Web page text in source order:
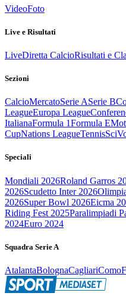
VideoFoto
Live e Risultati
LiveDiretta CalcioRisultati e
Sezioni
CalcioMercatoSerie ASerie B
LeagueEuropa League
ItalianaFormula 1Formula E
CupNations LeagueTennisSci
Speciali
Mondiali 2026Roland Garros
2026Scudetto Inter 2026
2026Super Bowl 2026Eicma
Riding Fest 2025Paralimpiadi
2024Euro 2024
Squadra Serie A
AtalantaBolognaCagliariComo